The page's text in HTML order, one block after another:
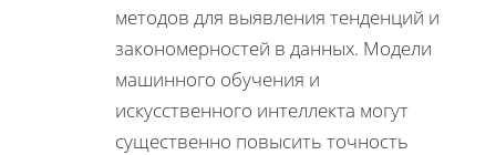
методов для выявления тенденций и
закономерностей в данных. Модели
машинного обучения и
искусственного интеллекта могут
существенно повысить точность